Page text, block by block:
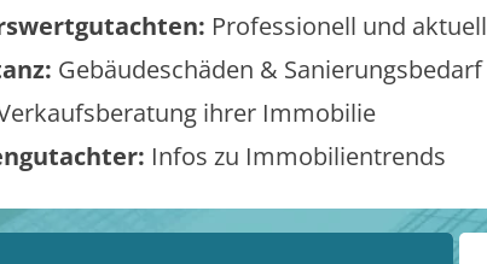
Professionell und aktuell
Gebäudeschäden & Sanierungsbedarf
ihrer Immobilie
Infos zu Immobilientrends